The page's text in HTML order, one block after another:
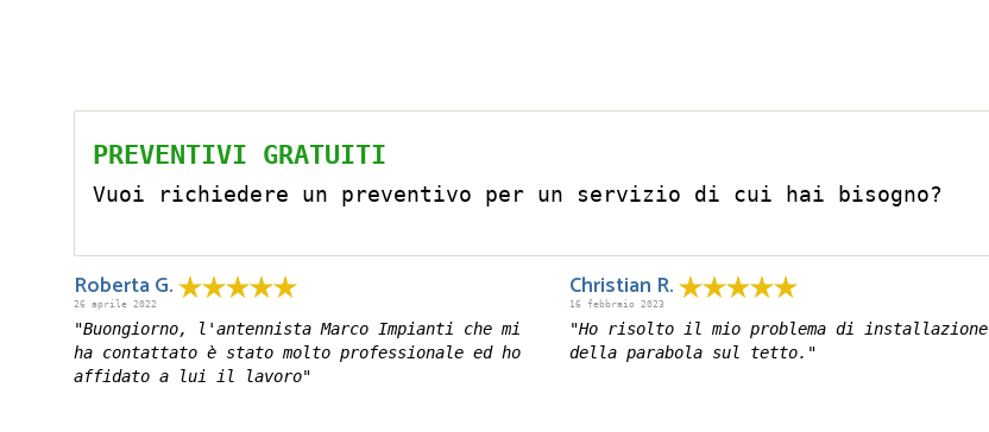
PREVENTIVI GRATUITI
Vuoi richiedere un preventivo per un servizio di cui hai bisogno?
Roberta G.
26 aprile 2022
"Buongiorno, l'antennista Marco Impianti che mi
ha contattato è stato molto professionale ed ho
affidato a lui il lavoro"
Christian R.
16 febbraio 2023
"Ho risolto il mio problema di installazione
della parabola sul tetto."